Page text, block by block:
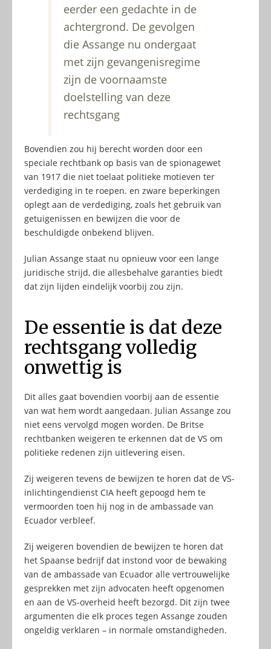
eerder een gedachte in de
achtergrond. De gevolgen
die Assange nu ondergaat
met zijn gevangenisregime
zijn de voornaamste
doelstelling van deze
rechtsgang
Bovendien zou hij berecht worden door een
speciale rechtbank op basis van de spionagewet
van 1917 die niet toelaat politieke motieven ter
verdediging in te roepen. en zware beperkingen
oplegt aan de verdediging, zoals het gebruik van
getuigenissen en bewijzen die voor de
beschuldigde onbekend blijven.
Julian Assange staat nu opnieuw voor een lange
juridische strijd, die allesbehalve garanties biedt
dat zijn lijden eindelijk voorbij zou zijn.
De essentie is dat deze
rechtsgang volledig
onwettig is
Dit alles gaat bovendien voorbij aan de essentie
van wat hem wordt aangedaan. Julian Assange zou
niet eens vervolgd mogen worden. De Britse
rechtbanken weigeren te erkennen dat de VS om
politieke redenen zijn uitlevering eisen.
Zij weigeren tevens de bewijzen te horen dat de VS-
inlichtingendienst CIA heeft gepoogd hem te
vermoorden toen hij nog in de ambassade van
Ecuador verbleef.
Zij weigeren bovendien de bewijzen te horen dat
het Spaanse bedrijf dat instond voor de bewaking
van de ambassade van Ecuador alle vertrouwelijke
gesprekken met zijn advocaten heeft opgenomen
en aan de VS-overheid heeft bezorgd. Dit zijn twee
argumenten die elk proces tegen Assange zouden
ongeldig verklaren – in normale omstandigheden.